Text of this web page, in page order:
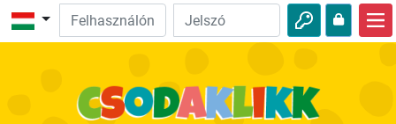
Bibliai felfedezés